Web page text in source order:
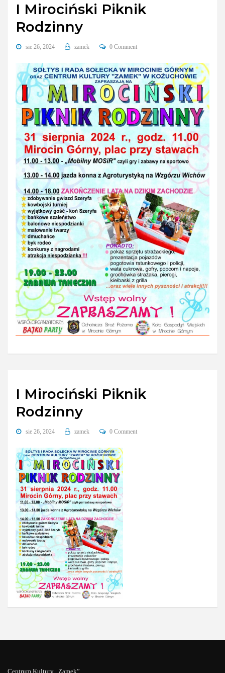
I Mirociński Piknik
Rodzinny
sie 26, 2024 zamek 0 Comment
I Mirociński Piknik
Rodzinny
sie 26, 2024 zamek 0 Comment
Centrum Kultury „Zamek”